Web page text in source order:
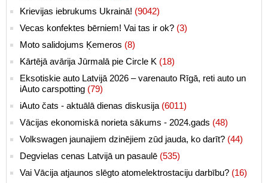
Krievijas iebrukums Ukrainā! (9042)
Vecas konfektes bērniem! Vai tas ir ok? (3)
Moto salidojums Ķemeros (8)
Kārtējā avārija Jūrmalā pie Circle K (18)
Eksotiskie auto Latvijā 2026 – varenauto Rīgā, reti auto un
iAuto carspotting (79)
iAuto čats - aktuālā dienas diskusija (6011)
Vācijas ekonomiskā norieta sākums - 2024.gads (48)
Volkswagen jaunajiem dzinējiem zūd jauda, ko darīt? (44)
Degvielas cenas Latvijā un pasaulē (535)
Vai Vācija atjaunos slēgto atomelektrostaciju darbību? (16)